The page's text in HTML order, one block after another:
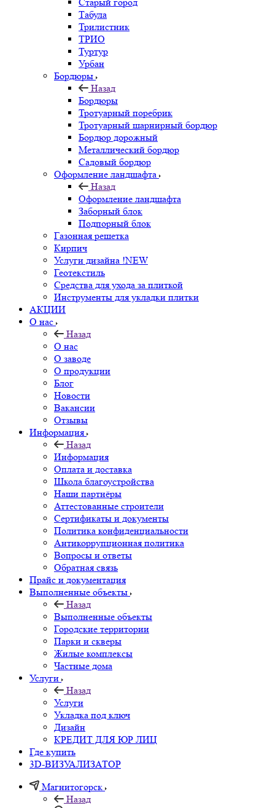
Табула
Трилистник
ТРИО
Туртур
Урбан
Бордюры
Назад
Бордюры
Тротуарный поребрик
Тротуарный шарнирный бордюр
Бордюр дорожный
Металлический бордюр
Садовый бордюр
Оформление ландшафта
Назад
Оформление ландшафта
Заборный блок
Подпорный блок
Газонная решетка
Кирпич
Услуги дизайна !NEW
Геотекстиль
Средства для ухода за плиткой
Инструменты для укладки плитки
АКЦИИ
О нас
Назад
О нас
О заводе
О продукции
Блог
Новости
Вакансии
Отзывы
Информация
Назад
Информация
Оплата и доставка
Школа благоустройства
Наши партнёры
Аттестованные строители
Сертификаты и документы
Политика конфиденциальности
Антикоррупционная политика
Вопросы и ответы
Обратная связь
Прайс и документация
Выполненные объекты
Назад
Выполненные объекты
Городские территории
Парки и скверы
Жилые комплексы
Частные дома
Услуги
Назад
Услуги
Укладка под ключ
Дизайн
КРЕДИТ ДЛЯ ЮР ЛИЦ
Где купить
3D-ВИЗУАЛИЗАТОР
Магнитогорск
Назад